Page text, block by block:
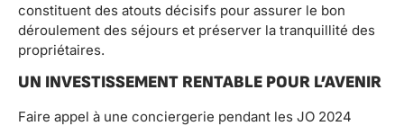
constituent des atouts décisifs pour assurer le bon
déroulement des séjours et préserver la tranquillité des
propriétaires.
UN INVESTISSEMENT RENTABLE POUR L’AVENIR
Faire appel à une conciergerie pendant les JO 2024